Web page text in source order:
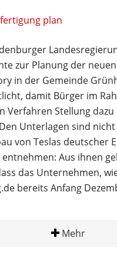
zur Planung der
in der Gemeinde
damit Bürger im
Verfahren Stellung
Unterlagen sind
von Teslas deutscher
entnehmen: Aus ihnen
das Unternehmen,
bereits Anfang
Mehr